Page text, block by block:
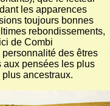
les apparences
toujours bonnes
rebondissements,
de Combi
des êtres
aux pensées les plus
ancestraux.